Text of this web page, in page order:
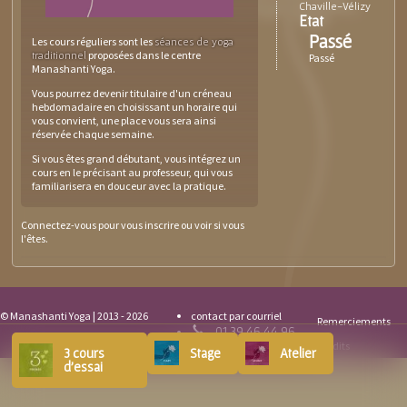
Les cours réguliers sont les séances de yoga
traditionnel proposées dans le centre
Manashanti Yoga.
Vous pourrez devenir titulaire d'un créneau
hebdomadaire en choisissant un horaire qui
vous convient, une place vous sera ainsi
réservée chaque semaine.
Si vous êtes grand débutant, vous intégrez un
cours en le précisant au professeur, qui vous
familiarisera en douceur avec la pratique.
Connectez-vous pour vous inscrire ou voir si vous
l'êtes.
Chaville-Vélizy
Etat
Passé
Passé
© Manashanti Yoga | 2013 - 2026 contact par courriel
01 39 46 44 96
Remerciements
Crédits
3 cours
d'essai
Stage Atelier